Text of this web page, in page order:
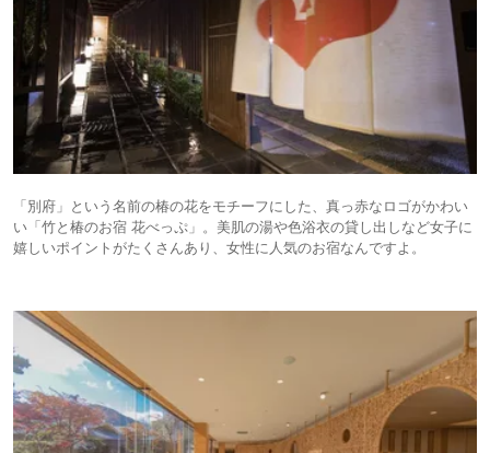
そういえば、東京湾沿いにあるホテルの展望露天風呂(11階)でも、強風
でお湯が水の飛沫になって降りかかり、寒くて入っていられないことがあ
った。高層階の露天風呂には気をつけるべし。
翌日は「棚湯」へ。5段の湯船を棚田状に広げた展望露天風呂は、
2003年11月オープン。その後、各地に広がった「棚田状露天風呂」の元
祖らしい。
2階とはいえ、ホテル自体が高台にあるので、別府の街や別府湾の眺望
も十分。ここなら「宙湯」のように強風に悩まされることもなさそう。棚
田状の湯船も雰囲気があり、ゆっくり浸かっていたい気分になる。
夕食(17:00～21:00)はビュッフェレストラン「シーダパレス」(杉乃井
パレス2階)。宙館には1階に「TERRACE & DINING SORA」というレスト
ランもあるが、料金が異なるので、今回はリーズナブルな「シーダパレ
品数は十分過ぎるほど。大箱ホテルのビュッフェは見た目重視で味はイマ
イチというケースが多いが、刺身は旨いし、水準以上の品が多かった。
ソフトドリンクは勿論、酒類もビール、ワイン、日本酒と飲み放題。そ
のため利用時間は「目安：100分間」の制限付き。
ウイスキーの飲み放題に「竹鶴」があって目を疑った。目立たないとこ
ろにあるせいか誰も飲んだ気配がない。太っ腹な品揃えに感謝しながら、
有り難く頂いた。他にもアイスが4種(チョコ、バニラ、抹茶とソフトクリ
「別府」という名前の椿の花をモチーフにした、真っ赤なロゴがかわい
い「竹と椿のお宿 花べっぷ」。美肌の湯や色浴衣の貸し出しなど女子に
嬉しいポイントがたくさんあり、女性に人気のお宿なんですよ。